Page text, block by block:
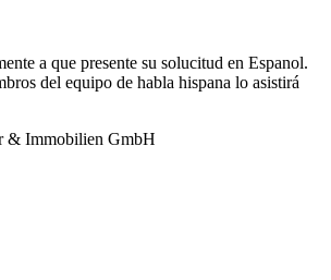
a que presente su solucitud en Espanol.
del equipo de habla hispana lo asistirá
& Immobilien GmbH